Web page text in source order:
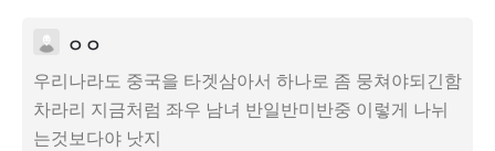
그의 이야기가 가볍게만 들리지 않는 이유는 메시지의 힘
우리의 일상으로 옮겨 생각해 보자. 직장 프로젝트가 막히
또한 이 다큐는 단정 대신 다층의 해석을 남긴다. 한쪽으로
결론을 내리기보단 다양한 가능성을 열어 두는 편이 더 설
ㅇㅇ
우리나라도 중국을 타겟삼아서 하나로 좀 뭉쳐야되긴함
차라리 지금처럼 좌우 남녀 반일반미반중 이렇게 나뉘
는것보다야 낫지